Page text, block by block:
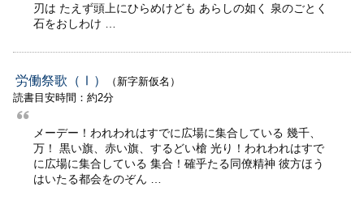
刃は たえず頭上にひらめけども あらしの如く 泉のごとく
石をおしわけ …
労働祭歌（Ⅰ）
（新字新仮名）
読書目安時間：約2分
メーデー！われわれはすでに広場に集合している 幾千、
万！ 黒い旗、赤い旗、するどい槍 光り！われわれはすで
に広場に集合している 集合！確乎たる同僚精神 彼方ほう
はいたる都会をのぞん …